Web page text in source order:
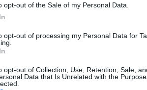
opt-out of the Sale of my Personal Data.
opt-out of processing my Personal Data for
opt-out of Collection, Use, Retention, Sale,
Data that Is Unrelated with the
η πιο Εύκολη